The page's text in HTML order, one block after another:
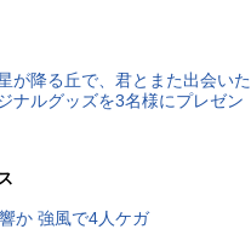
が降る丘で、君とまた出会いた
ナルグッズを3名様にプレゼン
か 強風で4人ケガ